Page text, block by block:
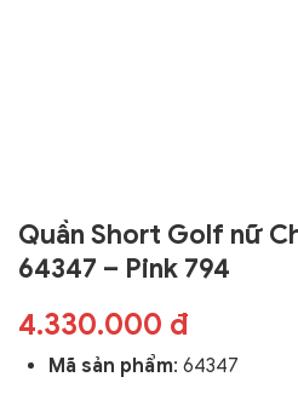
Quần Short Golf nữ
64347 – Pink 794
4.330.000 đ
Mã sản phẩm: 64347